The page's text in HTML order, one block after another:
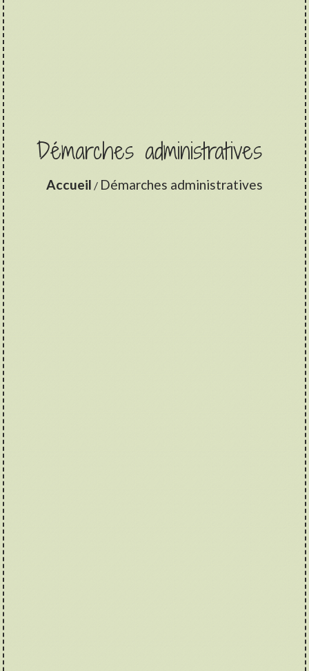
Démarches administratives
Accueil / Démarches administratives